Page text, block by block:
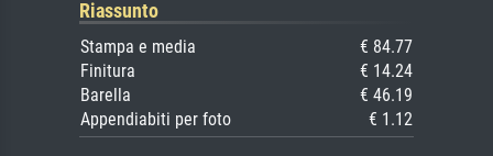
Riassunto
Stampa e media
€ 84.77
Finitura
€ 14.24
Barella
€ 46.19
Appendiabiti per foto
€ 1.12